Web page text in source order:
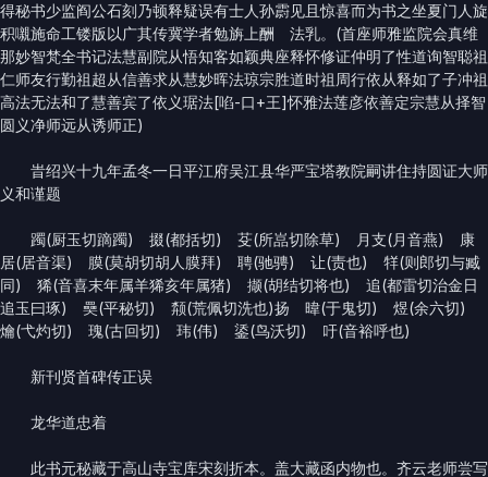
得秘书少监阎公石刻乃顿释疑误有士人孙霨见且惊喜而为书之坐夏门人旋
积嚫施命工镂版以广其传冀学者勉旃上酬 法乳。(首座师雅监院会真维
那妙智梵全书记法慧副院从悟知客如颖典座释怀修证仲明了性道询智聪祖
仁师友行勤祖超从信善求从慧妙晖法琼宗胜道时祖周行依从释如了子冲祖
高法无法和了慧善宾了依义琚法[啗-口+王]怀雅法莲彦依善定宗慧从择智
圆义净师远从诱师正)
旹绍兴十九年孟冬一日平江府吴江县华严宝塔教院嗣讲住持圆证大师
义和谨题
躅(厨玉切蹢躅) 掇(都括切) 芟(所嵓切除草) 月支(月音燕) 康
居(居音渠) 膜(莫胡切胡人膜拜) 聘(驰骋) 让(责也) 䍧(则郎切与臧
同) 狶(音喜末年属羊狶亥年属猪) 撷(胡结切将也) 追(都雷切治金日
追玉曰琢) 奰(平秘切) 颒(荒佩切洗也)扬 暐(于鬼切) 煜(余六切)
爚(弋灼切) 瑰(古回切) 玮(伟) 鋈(鸟沃切) 吁(音裕呼也)
新刊贤首碑传正误
龙华道忠着
此书元秘藏于高山寺宝库宋刻折本。盖大藏函内物也。齐云老师尝写